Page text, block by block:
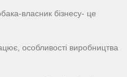
власник бізнесу- це
особливості виробництва